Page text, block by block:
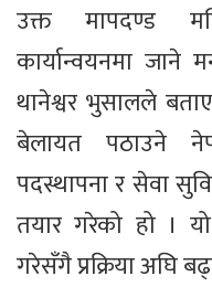
उक्त मापदण्ड
कार्यान्वयनमा जाने
थानेश्वर भुसालले
बेलायत पठाउने
पदस्थापना र सेवा
तयार गरेको हो । यो
गरेसँगै प्रक्रिया अघि